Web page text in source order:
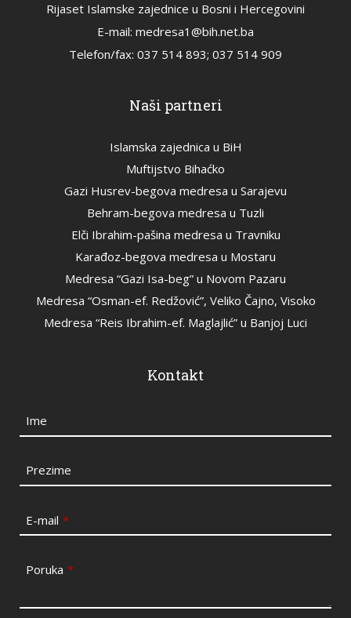
Rijaset Islamske zajednice u Bosni i Hercegovini
E-mail: medresa1@bih.net.ba
Telefon/fax: 037 514 893; 037 514 909
Naši partneri
Islamska zajednica u BiH
Muftijstvo Bihaćko
Gazi Husrev-begova medresa u Sarajevu
Behram-begova medresa u Tuzli
Elči Ibrahim-pašina medresa u Travniku
Karađoz-begova medresa u Mostaru
Medresa “Gazi Isa-beg” u Novom Pazaru
Medresa “Osman-ef. Redžović”, Veliko Čajno, Visoko
Medresa “Reis Ibrahim-ef. Maglajlić” u Banjoj Luci
Kontakt
Ime
Prezime
E-mail *
Poruka *